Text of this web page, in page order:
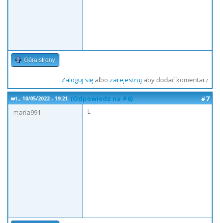
Góra strony
Zaloguj sięalbo zarejestruj aby dodać komentarz
wt., 10/05/2022 - 19:21 (Odpowiedz na #6)
#7
maria991
L